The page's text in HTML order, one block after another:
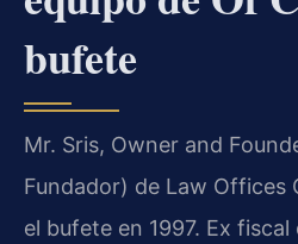
bufete
Mr. Sris, Owner and
Fundador) de Law Offices
el bufete en 1997. Ex